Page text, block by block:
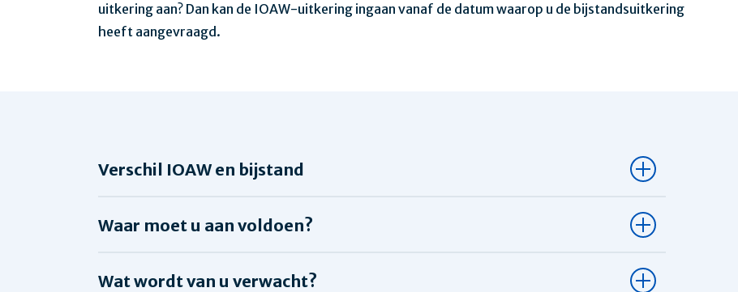
uitkering aan? Dan kan de IOAW-uitkering ingaan vanaf de datum waarop u de bijstandsuitkering
heeft aangevraagd.
Verschil IOAW en bijstand
Waar moet u aan voldoen?
Wat wordt van u verwacht?